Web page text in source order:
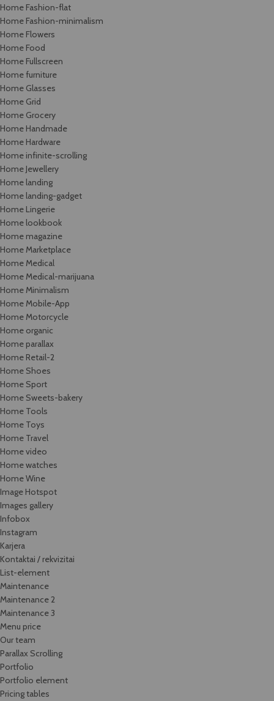
Home Fashion-flat
Home Fashion-minimalism
Home Flowers
Home Food
Home Fullscreen
Home furniture
Home Glasses
Home Grid
Home Grocery
Home Handmade
Home Hardware
Home infinite-scrolling
Home Jewellery
Home landing
Home landing-gadget
Home Lingerie
Home lookbook
Home magazine
Home Marketplace
Home Medical
Home Medical-marijuana
Home Minimalism
Home Mobile-App
Home Motorcycle
Home organic
Home parallax
Home Retail-2
Home Shoes
Home Sport
Home Sweets-bakery
Home Tools
Home Toys
Home Travel
Home video
Home watches
Home Wine
Image Hotspot
Images gallery
Infobox
Instagram
Karjera
Kontaktai / rekvizitai
List-element
Maintenance
Maintenance 2
Maintenance 3
Menu price
Our team
Parallax Scrolling
Portfolio
Portfolio element
Pricing tables